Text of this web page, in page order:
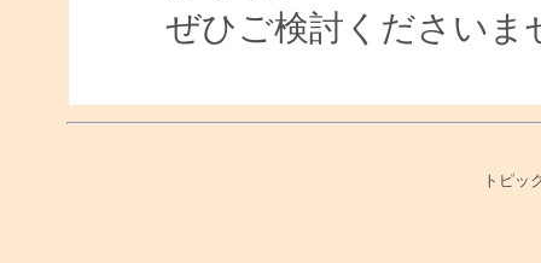
ぜひご検討くださいま
トピッ